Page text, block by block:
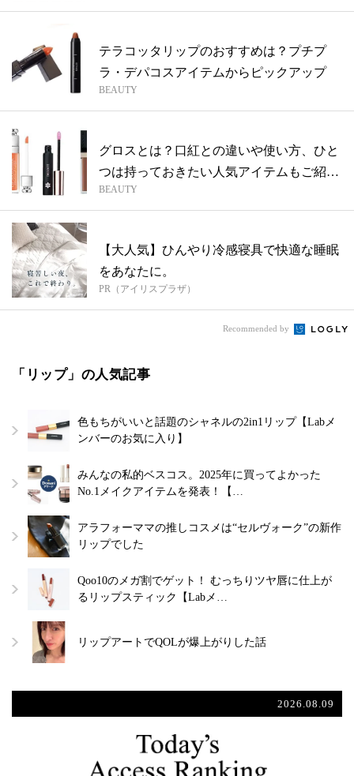
テラコッタリップのおすすめは？プチプ
ラ・デパコスアイテムからピックアップ
BEAUTY
グロスとは？口紅との違いや使い方、ひと
つは持っておきたい人気アイテムもご紹
介！
BEAUTY
【大人気】ひんやり冷感寝具で快適な睡眠
をあなたに。
PR（アイリスプラザ）
Recommended by
「リップ」の人気記事
色もちがいいと話題のシャネルの2in1リップ【Labメ
ンバーのお気に入り】
みんなの私的ベスコス。2025年に買ってよかった
No.1メイクアイテムを発表！【…
アラフォーママの推しコスメは“セルヴォーク”の新作
リップでした
Qoo10のメガ割でゲット！ むっちりツヤ唇に仕上が
るリップスティック【Labメ…
リップアートでQOLが爆上がりした話
2026.08.09